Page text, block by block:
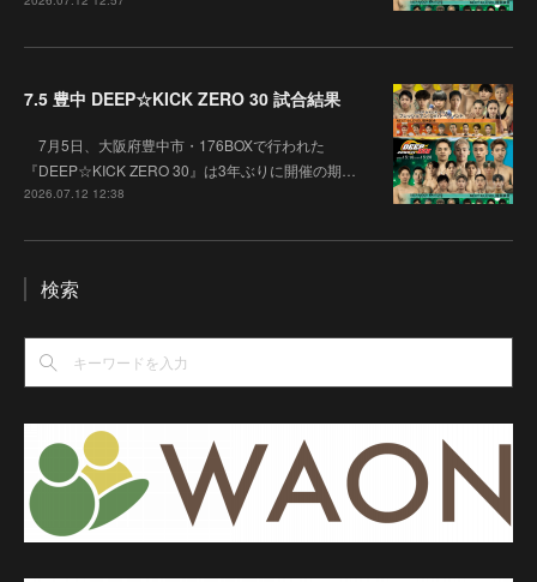
7.5 豊中 DEEP☆KICK ZERO 30 試合結果
7月5日、大阪府豊中市・176BOXで行われた
『DEEP☆KICK ZERO 30』は3年ぶりに開催の期…
2026.07.12 12:38
検索